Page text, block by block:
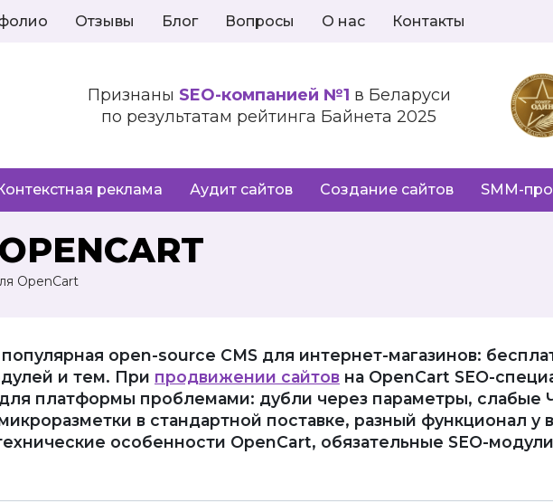
Отзывы Блог Вопросы О нас Контакты
Признаны SEO-компанией №1 в Беларуси
по результатам рейтинга Байнета 2025
реклама Аудит сайтов Создание сайтов SMM-
OpenCart
open-source CMS для интернет-магазинов:
и тем. При продвижении сайтов на OpenCart SEO-
платформы проблемами: дубли через параметры, слабые
в стандартной поставке, разный функционал у
особенности OpenCart, обязательные SEO-